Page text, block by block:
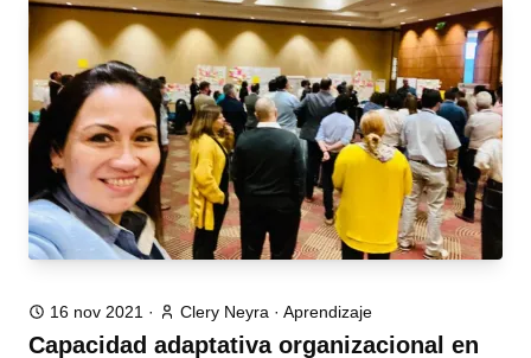
16 nov 2021 · Clery Neyra · Aprendizaje
Capacidad adaptativa organizacional en